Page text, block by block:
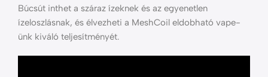
Búcsút inthet a száraz ízeknek és az egyenetlen
ízeloszlásnak, és élvezheti a MeshCoil eldobható vape-
ünk kiváló teljesítményét.